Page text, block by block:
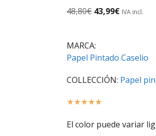
48,80€ 43,99€ IVA incl.
MARCA:
Papel Pintado Caselio
COLLECCIÓN: Papel
☆☆☆☆☆
El color puede variar